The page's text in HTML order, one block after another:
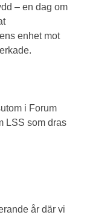
– en dag om
enhet mot
i Forum
LSS som dras
år där vi